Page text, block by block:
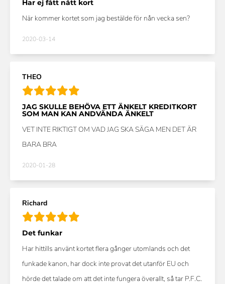
Har ej fått nått kort
När kommer kortet som jag bestälde för nån vecka sen?
2020-03-14
THEO
JAG SKULLE BEHÖVA ETT ÄNKELT KREDITKORT
SOM MAN KAN ANDVÄNDA ÄNKELT
VET INTE RIKTIGT OM VAD JAG SKA SÄGA MEN DET ÄR
BARA BRA
2020-01-28
Richard
Det funkar
Har hittills använt kortet flera gånger utomlands och det
funkade kanon, har dock inte provat det utanför EU och
hörde det talade om att det inte fungera överallt, så tar P.F.C.